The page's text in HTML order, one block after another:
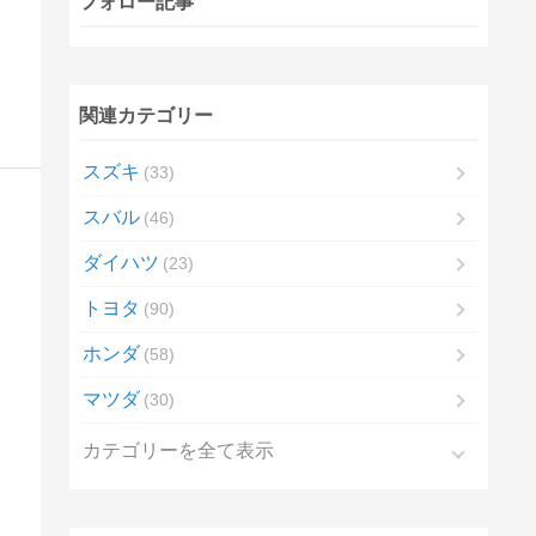
関連カテゴリー
スズキ 33
スバル 46
ダイハツ 23
トヨタ 90
ホンダ 58
マツダ 30
カテゴリーを全て表示